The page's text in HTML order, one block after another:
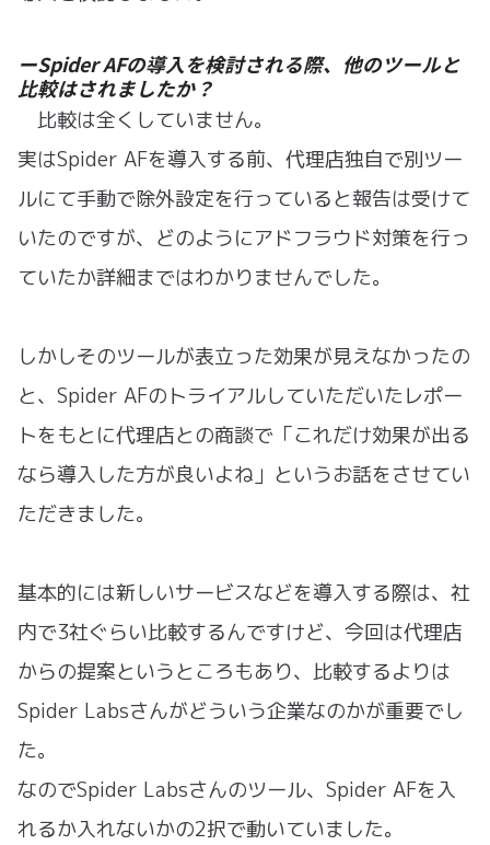
ーSpider AFの導入を検討される際、他のツールと
比較はされましたか？
比較は全くしていません。
実はSpider AFを導入する前、代理店独自で別ツー
ルにて手動で除外設定を行っていると報告は受けて
いたのですが、どのようにアドフラウド対策を行っ
ていたか詳細まではわかりませんでした。
しかしそのツールが表立った効果が見えなかったの
と、Spider AFのトライアルしていただいたレポー
トをもとに代理店との商談で「これだけ効果が出る
なら導入した方が良いよね」というお話をさせてい
ただきました。
基本的には新しいサービスなどを導入する際は、社
内で3社ぐらい比較するんですけど、今回は代理店
からの提案というところもあり、比較するよりは
Spider Labsさんがどういう企業なのかが重要でし
た。
なのでSpider Labsさんのツール、Spider AFを入
れるか入れないかの2択で動いていました。